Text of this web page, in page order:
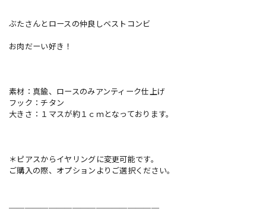
ぶたさんとロースの仲良しベストコンビ
お肉だーい好き！
素材：真鍮、ロースのみアンティーク仕上げ
フック：チタン
大きさ：１マスが約１ｃｍとなっております。
＊ピアスからイヤリングに変更可能です。
ご購入の際、オプションよりご選択ください。